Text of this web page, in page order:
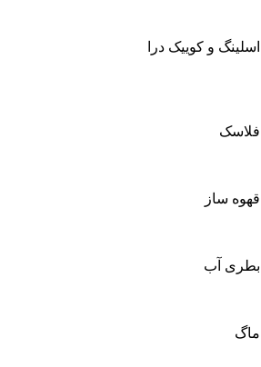
اسلینگ و کوییک درا
فلاسک
قهوه ساز
بطری آب
ماگ